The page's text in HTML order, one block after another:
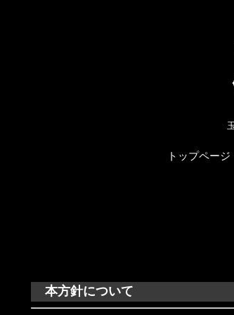
トップページ
本方針について